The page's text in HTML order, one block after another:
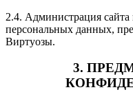
2.4. Администрация сайта
персональных данных,
Виртуозы.
3.